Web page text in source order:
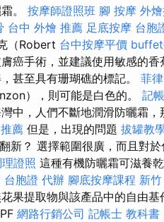
。 按摩師證照班 腳 按摩 外
台中 外燴 推薦 足底按摩 台胞
（Robert 台中按摩平價 buffet
癌手術，並建議使用敏感的香
甚至具有珊瑚礁的標記。 菲
），則可能是白色的。 記
中，人們不斷地潤滑防曬霜
薦 但是，出現的問題 拔罐教
新？ 選擇範圍很廣，而且對
證照 這種有機防曬霜可滋養
台胞證 代辦 腳底按摩課程 新
果提取物與該產品中的自由基
網路行銷公司 記帳士 教科書